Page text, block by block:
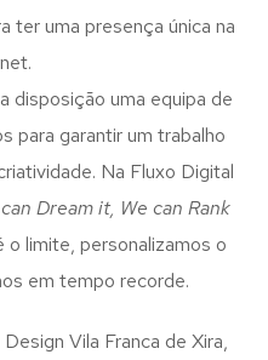
ter uma presença única na
disposição uma equipa de
para garantir um trabalho
Na Fluxo Digital
Dream it, We can Rank
o limite, personalizamos o
em tempo recorde.
Vila Franca de Xira,